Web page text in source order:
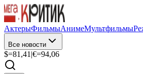
АктерыФильмыАнимеМультфильмы
Все новости
$=81,41 |€=94,06